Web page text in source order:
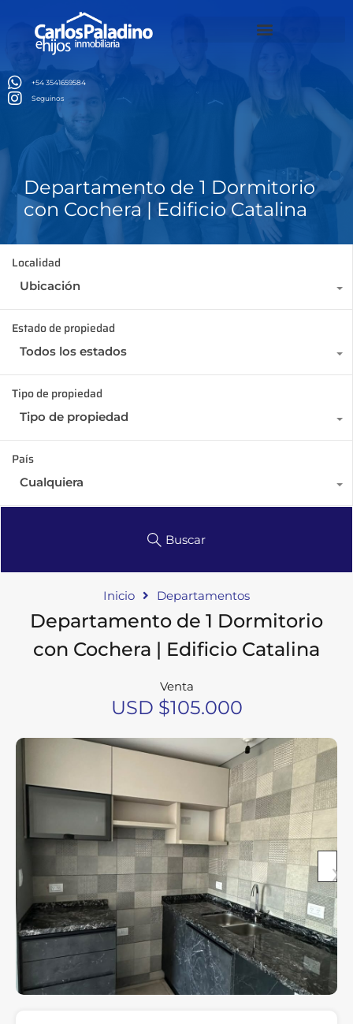
+54 3541659584
Seguinos
Departamento de 1 Dormitorio
con Cochera | Edificio Catalina
Localidad
Ubicación
Estado de propiedad
Todos los estados
Tipo de propiedad
Tipo de propiedad
País
Cualquiera
Buscar
Inicio Departamentos
Departamento de 1 Dormitorio
con Cochera | Edificio Catalina
Venta
USD $105.000